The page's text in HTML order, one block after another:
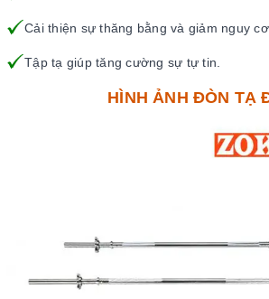
Cải thiện sự thăng bằng và giảm nguy
Tập tạ giúp tăng cường sự tự tin.
HÌNH ẢNH ĐÒN TẠ